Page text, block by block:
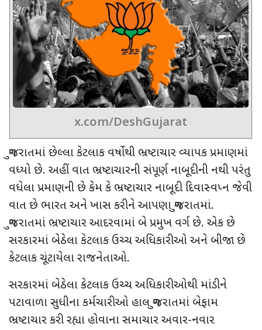
x.com/DeshGujarat
ગુજરાતમાં છેલ્લા કેટલાક વર્ષોથી ભ્રષ્ટાચાર વ્યાપક પ્રમાણમાં
વધ્યો છે. અહીં વાત ભ્રષ્ટાચારની સંપૂર્ણ નાબૂદીની નથી પરંતુ
વધેલા પ્રમાણની છે કેમ કે ભ્રષ્ટાચાર નાબૂદી દિવાસ્વપ્ન જેવી
વાત છે ભારત અને ખાસ કરીને આપણા ગુજરાતમાં.
ગુજરાતમાં ભ્રષ્ટાચાર આદરવામાં બે પ્રમુખ વર્ગ છે. એક છે
સરકારમાં બેઠેલા કેટલાક ઉચ્ચ અધિકારીઓ અને બીજા છે
કેટલાક ચૂંટાયેલા રાજનેતાઓ.
સરકારમાં બેઠેલા કેટલાક ઉચ્ચ અધિકારીઓથી માંડીને
પટાવાળા સુધીના કર્મચારીઓ હાલ ગુજરાતમાં બેફામ
ભ્રષ્ટાચાર કરી રહ્યા હોવાના સમાચાર અવાર-નવાર